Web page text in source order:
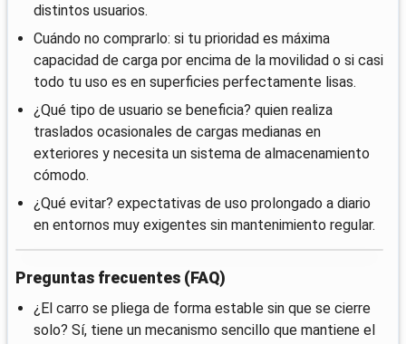
distintos usuarios.
Cuándo no comprarlo: si tu prioridad es máxima
capacidad de carga por encima de la movilidad o si casi
todo tu uso es en superficies perfectamente lisas.
¿Qué tipo de usuario se beneficia? quien realiza
traslados ocasionales de cargas medianas en
exteriores y necesita un sistema de almacenamiento
cómodo.
¿Qué evitar? expectativas de uso prolongado a diario
en entornos muy exigentes sin mantenimiento regular.
Preguntas frecuentes (FAQ)
¿El carro se pliega de forma estable sin que se cierre
solo? Sí, tiene un mecanismo sencillo que mantiene el